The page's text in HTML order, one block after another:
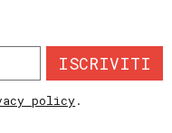
ISCRIVITI
policy.